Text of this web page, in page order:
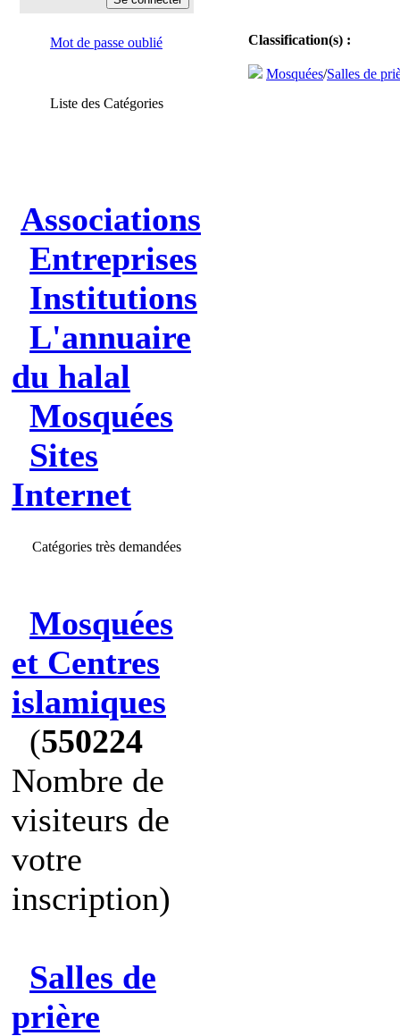
Mot de passe oublié
Liste des Catégories
Associations
Entreprises
Institutions
L'annuaire
du halal
Mosquées
Sites
Internet
Catégories très demandées
Mosquées
et Centres
islamiques
(550224
Nombre de
visiteurs de
votre
inscription)
Salles de
prière
Classification(s) :
Mosquées/Salles de